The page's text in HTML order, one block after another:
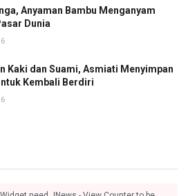
Anyaman Bambu Menganyam
Dunia
Kaki dan Suami, Asmiati Menyimpan
Kembali Berdiri